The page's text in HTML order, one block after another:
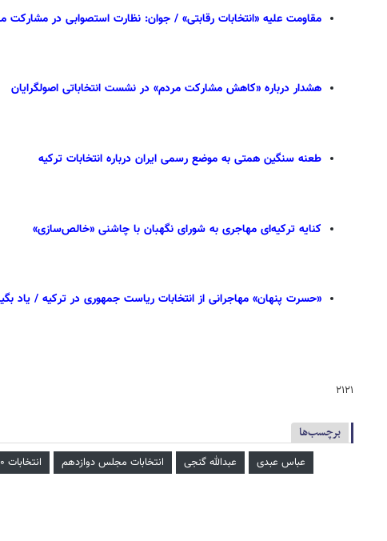
مقاومت علیه «انتخابات رقابتی» / جوان: نظارت استصوابی در مشارکت
هشدار درباره «کاهش مشارکت مردم» در نشست انتخاباتی اصولگرایان
طعنه سنگین همتی به موضع رسمی ایران درباره انتخابات ترکیه
کنایه ترکیه‌ای مهاجری به شورای نگهبان با چاشنی «خالص‌سازی»
«حسرت پنهان» مهاجرانی از انتخابات ریاست جمهوری در ترکیه / یاد
۲۱۲۱
برچسب‌ها
عباس عبدی عبدالله گنجی انتخابات مجلس دوازدهم انتخابات ۱۴۰۰